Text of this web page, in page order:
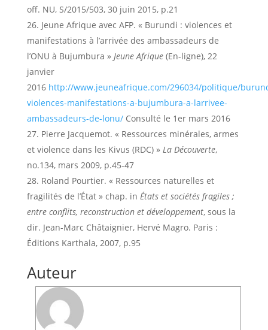
off. NU, S/2015/503, 30 juin 2015, p.21
Jeune Afrique avec AFP. « Burundi : violences et
manifestations à l’arrivée des ambassadeurs de
l’ONU à Bujumbura » Jeune Afrique(En-ligne), 22
janvier
2016 http://www.jeuneafrique.com/296034/politique/
violences-manifestations-a-bujumbura-a-larrivee-
ambassadeurs-de-lonu/Consulté le 1er mars 2016
Pierre Jacquemot. « Ressources minérales, armes
et violence dans les Kivus (RDC) » La Découverte,
no.134, mars 2009, p.45-47
Roland Pourtier. « Ressources naturelles et
fragilités de l’État » chap. in États et sociétés fragiles ;
entre conflits, reconstruction et développement, sous la
dir. Jean-Marc Châtaignier, Hervé Magro. Paris :
Éditions Karthala, 2007, p.95
Auteur